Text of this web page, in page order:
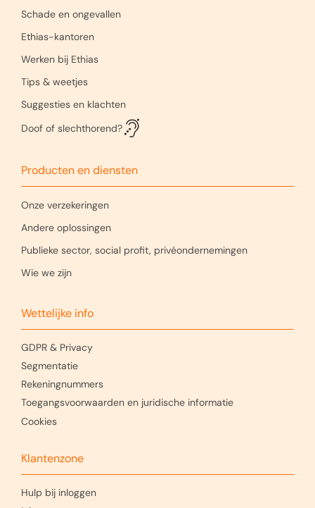
Schade en ongevallen
Ethias-kantoren
Werken bij Ethias
Tips & weetjes
Suggesties en klachten
Doof of slechthorend?
Producten en diensten
Onze verzekeringen
Andere oplossingen
Publieke sector, social profit, privéondernemingen
Wie we zijn
Wettelijke info
GDPR & Privacy
Segmentatie
Rekeningnummers
Toegangsvoorwaarden en juridische informatie
Cookies
Klantenzone
Hulp bij inloggen